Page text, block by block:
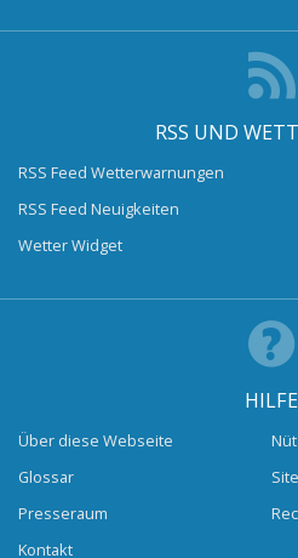
RSS UND
RSS Feed Wetterwarnungen
RSS Feed Neuigkeiten
Wetter Widget
HILFE
Über diese Webseite
Glossar
Presseraum
Kontakt